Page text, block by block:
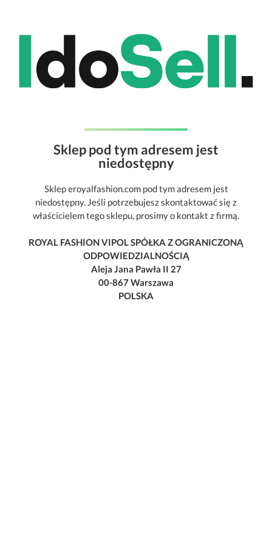
Sklep pod tym adresem jest
niedostępny
Sklep eroyalfashion.com pod tym adresem jest
niedostępny. Jeśli potrzebujesz skontaktować się z
właścicielem tego sklepu, prosimy o kontakt z firmą.
ROYAL FASHION VIPOL SPÓŁKA Z OGRANICZONĄ
ODPOWIEDZIALNOŚCIĄ
Aleja Jana Pawła II 27
00-867 Warszawa
POLSKA